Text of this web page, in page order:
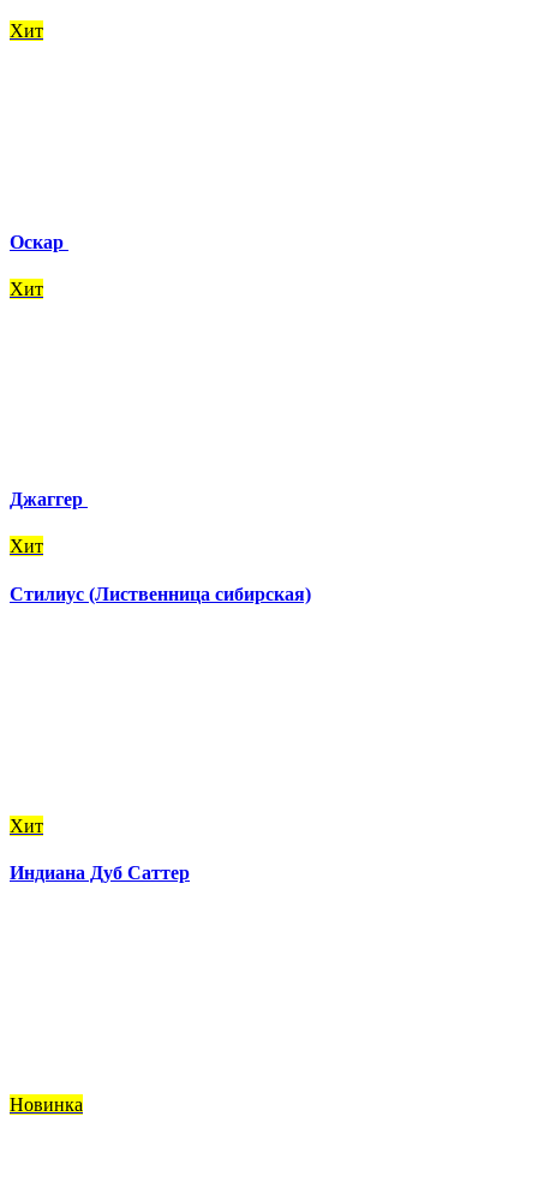
Хит
Оскар
Хит
Джаггер
Хит
Стилиус (Лиственница сибирская)
Хит
Индиана Дуб Саттер
Новинка